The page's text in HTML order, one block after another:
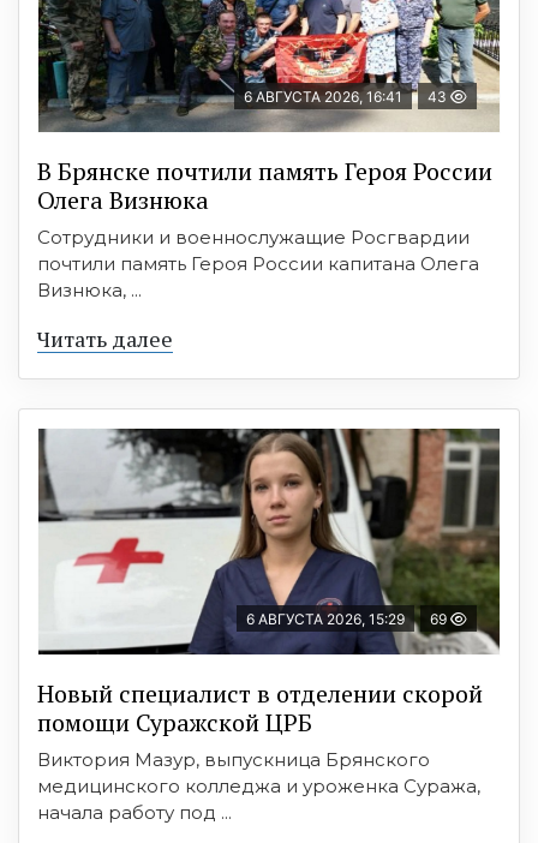
6 АВГУСТА 2026, 16:41 43
В Брянске почтили память Героя России
Олега Визнюка
Сотрудники и военнослужащие Росгвардии
почтили память Героя России капитана Олега
Визнюка, ...
Читать далее
6 АВГУСТА 2026, 15:29 69
Новый специалист в отделении скорой
помощи Суражской ЦРБ
Виктория Мазур, выпускница Брянского
медицинского колледжа и уроженка Суража,
начала работу под ...